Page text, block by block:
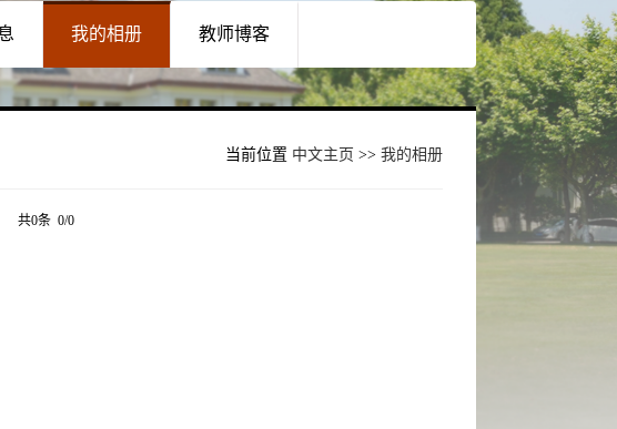
我的相册 教师博客
当前位置 中文主页 >> 我的相册
共0条 0/0